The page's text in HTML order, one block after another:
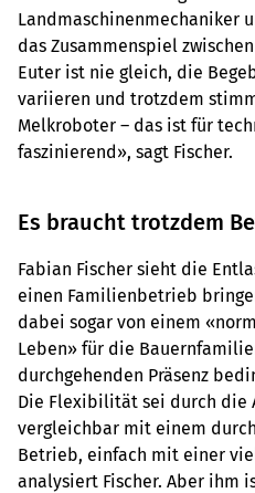
Landmaschinenmechaniker
das Zusammenspiel
Euter ist nie gleich, die
variieren und trotzdem
Melkroboter – das ist für
faszinierend», sagt Fischer.
Es braucht trotzdem
Fabian Fischer sieht die
einen Familienbetrieb
dabei sogar von einem
Leben» für die
durchgehenden Präsenz
Die Flexibilität sei durch die
vergleichbar mit einem
Betrieb, einfach mit einer
analysiert Fischer. Aber ihm